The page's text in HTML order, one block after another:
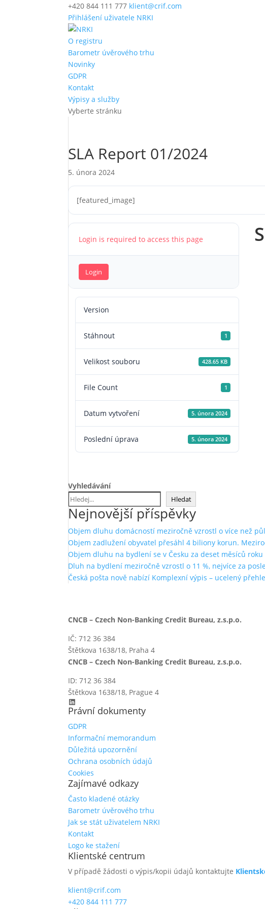
+420 844 111 777 klient@crif.com
Přihlášení uživatele NRKI
O registru
Barometr úvěrového trhu
Novinky
GDPR
Kontakt
Výpisy a služby
Vyberte stránku
SLA Report 01/2024
5. února 2024
[featured_image]
Login is required to access this page
Login
Version
Stáhnout 1
Velikost souboru 428.65 KB
File Count 1
Datum vytvoření 5. února 2024
Poslední úprava 5. února 2024
Vyhledávání
Hledat
Nejnovější příspěvky
Objem dluhu domácností meziročně vzrostl o více než
Objem zadlužení obyvatel přesáhl 4 biliony korun.
Objem dluhu na bydlení se v Česku za deset měsíců
Dluh na bydlení meziročně vzrostl o 11 %, nejvíce za
Česká pošta nově nabízí Komplexní výpis – ucelený
CNCB – Czech Non-Banking Credit Bureau, z.s.p.o.
IČ: 712 36 384
Štětkova 1638/18, Praha 4
CNCB – Czech Non-Banking Credit Bureau, z.s.p.o.
ID: 712 36 384
Štětkova 1638/18, Prague 4
LinkedIn
Právní dokumenty
GDPR
Informační memorandum
Důležitá upozornění
Ochrana osobních údajů
Cookies
Zajímavé odkazy
Často kladené otázky
Barometr úvěrového trhu
Jak se stát uživatelem NRKI
Kontakt
Logo ke stažení
Klientské centrum
V případě žádosti o výpis/kopii údajů kontaktujte
klient@crif.com
+420 844 111 777